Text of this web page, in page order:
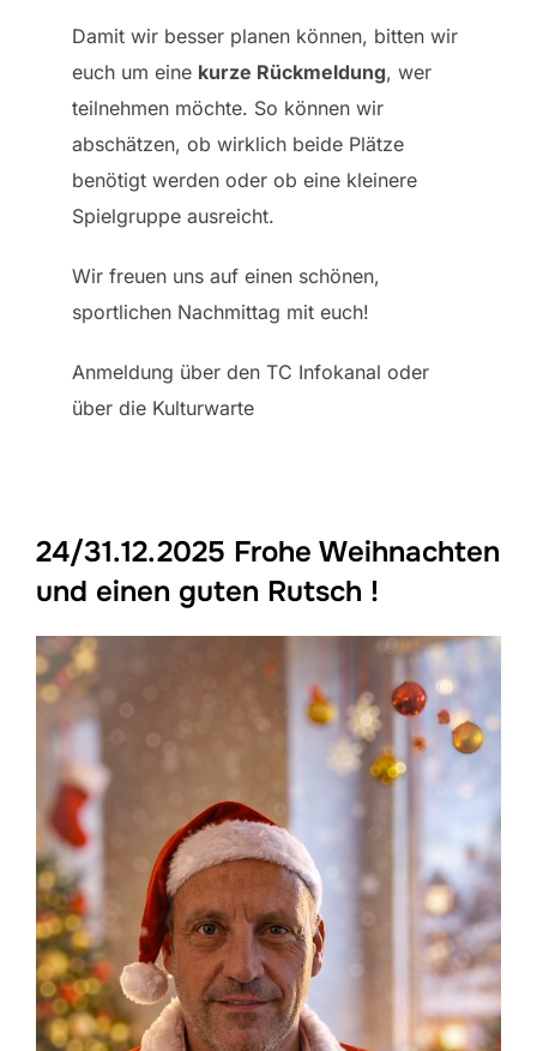
Damit wir besser planen können, bitten wir
euch um eine kurze Rückmeldung, wer
teilnehmen möchte. So können wir
abschätzen, ob wirklich beide Plätze
benötigt werden oder ob eine kleinere
Spielgruppe ausreicht.
Wir freuen uns auf einen schönen,
sportlichen Nachmittag mit euch!
Anmeldung über den TC Infokanal oder
über die Kulturwarte
24/31.12.2025 Frohe Weihnachten
und einen guten Rutsch !